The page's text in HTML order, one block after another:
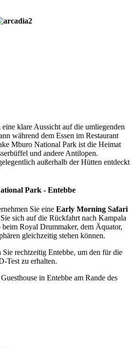
eine klare Aussicht auf die umliegenden
während dem Essen im Restaurant
Mburo National Park ist die Heimat
und andere Antilopen.
außerhalb der Hütten entdeckt
Park - Entebbe
Sie eine Early Morning Safari
sich auf die Rückfahrt nach Kampala
Royal Drummaker, dem Äquator,
gleichzeitig stehen können.
rechtzeitig Entebbe, um den für die
Test zu erhalten.
in Entebbe am Rande des